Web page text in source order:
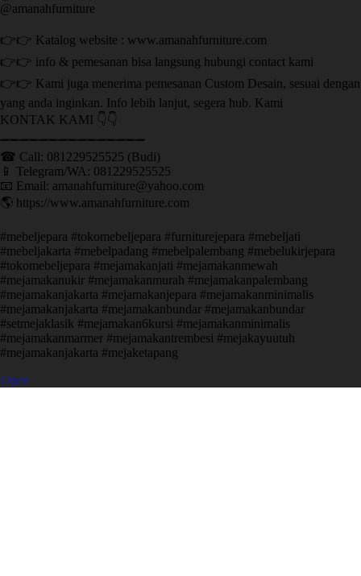
@amanahfurniture
👉👉 Katalog website : www.amanahfurniture.com
👉👉 info & pemesanan bisa langsung hubungi contact kami
👉👉 Kami juga menerima pemesanan Custom Desain, sesuai dengan
yang anda inginkan. Info lebih lanjut, segera hub. Kami
KONTAK KAMI 👇👇
➖➖➖➖➖➖➖➖➖➖➖➖➖➖➖ ㅤ
☎ Call: 081229525525 (Budi)
📱 Telegram/WA: 081229525525
📧 Email: amanahfurniture@yahoo.com
🌎 https://www.amanahfurniture.com
#mebeljepara #tokomebeljepara #furniturejepara #mebeljati
#mebeljakarta #mebelpadang #mebelpalembang #mebelukirjepara
#tokomebeljepara #mejamakanjati #mejamakanmewah
#mejamakanukir #mejamakanmurah #mejamakanpalembang
#mejamakanjakarta #mejamakanjepara #mejamakanminimalis
#mejamakanjakarta #mejamakanbundar #mejamakanbundar
#setmejaklasik #mejamakan6kursi #mejamakanminimalis
#mejamakanmarmer #mejamakantrembesi #mejakayuutuh
#mejamakanjakarta #mejaketapang
Open